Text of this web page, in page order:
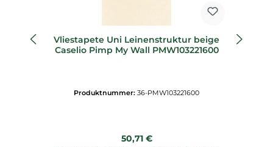
Vliestapete Uni Leinenstruktur beige
Caselio Pimp My Wall PMW103221600
Produktnummer: 36-PMW103221600
Regulärer Preis:
50,71 €